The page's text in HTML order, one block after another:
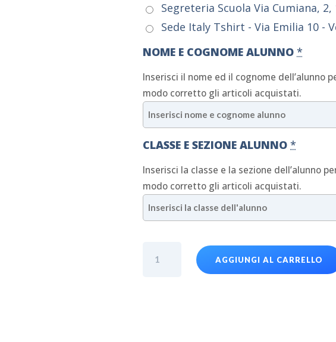
Segreteria Scuola Via Cumiana,
Sede Italy Tshirt - Via Emilia 10 -
NOME E COGNOME ALUNNO *
Inserisci il nome ed il cognome dell’alunno
modo corretto gli articoli acquistati.
CLASSE E SEZIONE ALUNNO *
Inserisci la classe e la sezione dell’alunno
modo corretto gli articoli acquistati.
Liceo
AGGIUNGI AL CARRELLO